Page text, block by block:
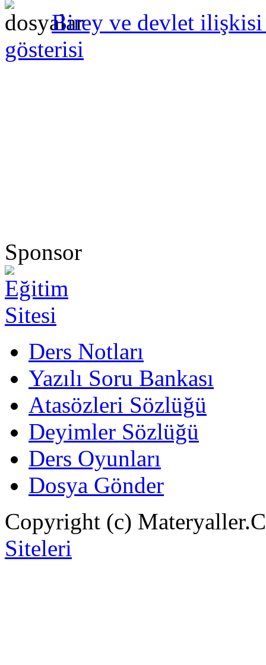
Birey ve devlet
gösterisi
Sponsor
Ders Notları
Yazılı Soru Bankası
Atasözleri Sözlüğü
Deyimler Sözlüğü
Ders Oyunları
Dosya Gönder
Copyright (c)
Siteleri